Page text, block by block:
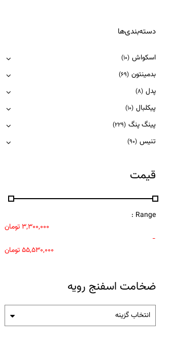
دسته‌بندی‌ها
اسکواش (10)
بدمینتون (69)
پدل (8)
پیکلبال (10)
پینگ پنگ (229)
تنیس (90)
قیمت
Range :
3,300,000 تومان
-
55,530,000 تومان
ضخامت اسفنج رویه
انتخاب گزینه